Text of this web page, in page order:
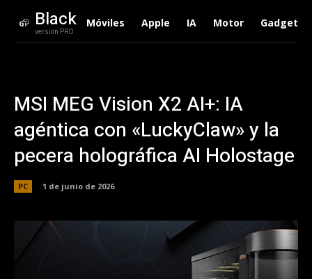
Black
version PRO
Móviles Apple IA Motor Gadgets
MSI MEG Vision X2 AI+: IA
agéntica con «LuckyClaw» y la
pecera holográfica AI Holostage
PC 1 de junio de 2026